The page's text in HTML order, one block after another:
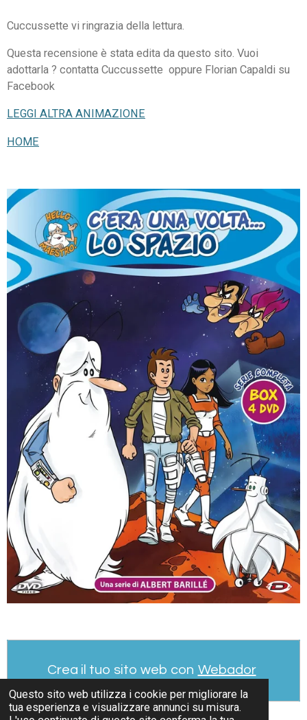
Questo sito web utilizza i cookie per migliorare la
tua esperienza e visualizzare annunci su misura.
Cuccussette vi ringrazia della lettura.
Questa recensione è stata edita da questo sito. Vuoi
adottarla ? contatta Cuccussette oppure Florian Capaldi su
Facebook
LEGGI ALTRA ANIMAZIONE
HOME
Crea il tuo sito web con Webador